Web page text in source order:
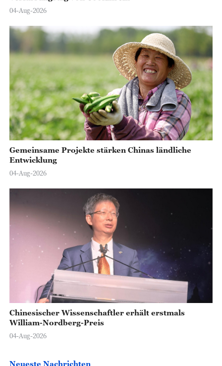
04-Aug-2026
Gemeinsame Projekte stärken Chinas ländliche
Entwicklung
04-Aug-2026
Chinesischer Wissenschaftler erhält erstmals
William-Nordberg-Preis
04-Aug-2026
Neueste Nachrichten